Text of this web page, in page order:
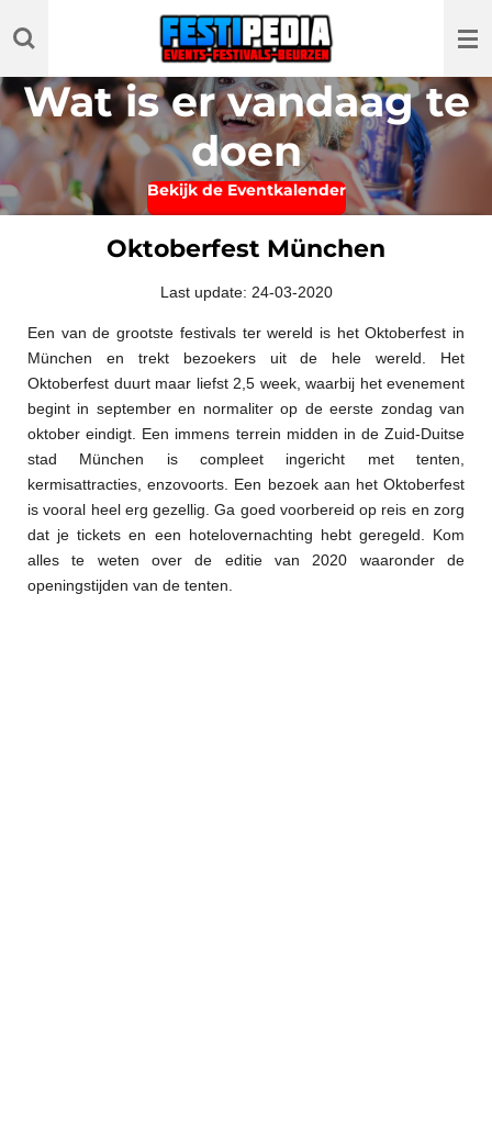
direct
de
hoofdinhoud
Wat is er vandaag te
doen
Bekijk de Eventkalender
Oktoberfest München
Last update: 24-03-2020
Een van de grootste festivals ter wereld is het Oktoberfest in
München en trekt bezoekers uit de hele wereld. Het
Oktoberfest duurt maar liefst 2,5 week, waarbij het evenement
begint in september en normaliter op de eerste zondag van
oktober eindigt. Een immens terrein midden in de Zuid-Duitse
stad München is compleet ingericht met tenten,
kermisattracties, enzovoorts. Een bezoek aan het Oktoberfest
is vooral heel erg gezellig. Ga goed voorbereid op reis en zorg
dat je tickets en een hotelovernachting hebt geregeld. Kom
alles te weten over de editie van 2020 waaronder de
openingstijden van de tenten.